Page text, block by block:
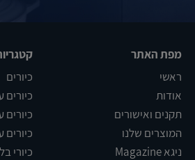
מפת האתר
ראשי
אודות
תקנים ואישורים
המוצרים שלנו
ניגא Magazine
כיורים
כיורים
כיורים
כיורים
כיורי